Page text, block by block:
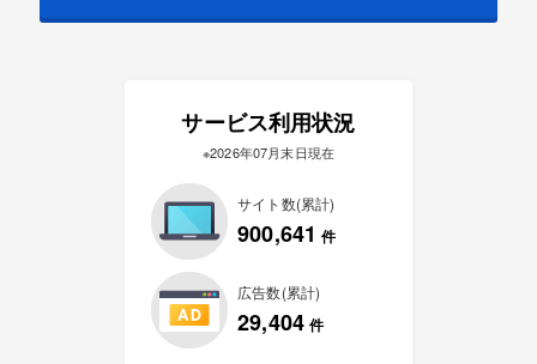
サービス利用状況
※2026年07月末日現在
サイト数(累計)
900,641 件
広告数(累計)
29,404 件